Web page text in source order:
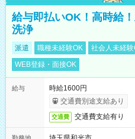
給与即払いOK！高時給
洗浄
派遣 職種未経験OK 社会人未経験
WEB登録・面接OK
給与
時給1600円
交通費別途支給あり
交通費 交通費支給有り